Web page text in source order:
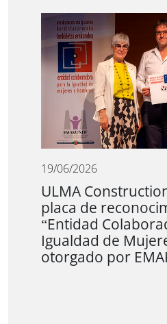
19/06/2026
ULMA
placa de
“Entidad
Igualdad de
otorgado por